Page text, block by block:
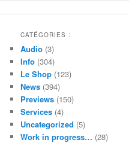
CATÉGORIES :
Audio (3)
Info (304)
Le Shop (123)
News (394)
Previews (150)
Services (4)
Uncategorized (5)
Work in progress… (28)